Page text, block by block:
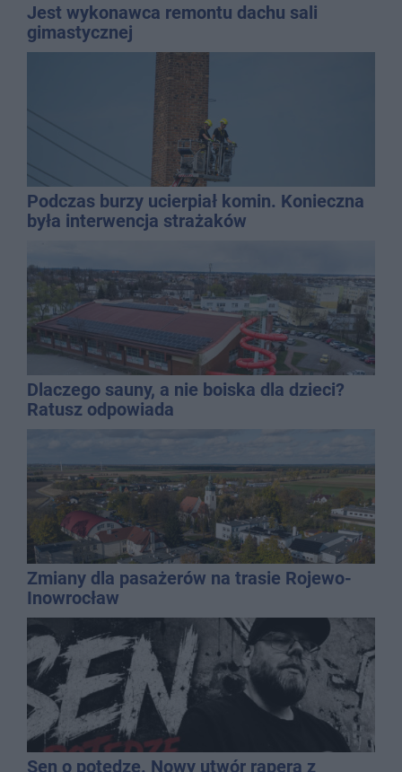
Jest wykonawca remontu dachu sali
gimastycznej
Podczas burzy ucierpiał komin. Konieczna
była interwencja strażaków
Dlaczego sauny, a nie boiska dla dzieci?
Ratusz odpowiada
Zmiany dla pasażerów na trasie Rojewo-
Inowrocław
Sen o potędze. Nowy utwór rapera z